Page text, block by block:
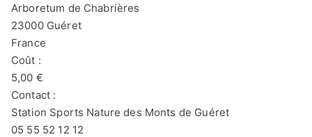
Arboretum de Chabrières
23000 Guéret
France
Coût :
5,00 €
Contact :
Station Sports Nature des Monts de Guéret
05 55 52 12 12